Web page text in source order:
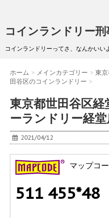
コインランドリー刑
コインランドリーってさ、なんかいい
ホーム > メインカテゴリー > 東
田谷区のコインランドリー >
東京都世田谷区
ーランドリー経
2021/04/12
マップコ
511 455*48